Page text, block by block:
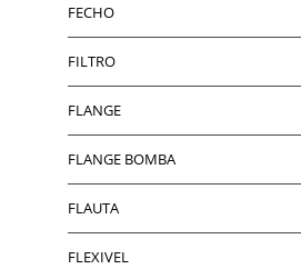
FECHO
FILTRO
FLANGE
FLANGE BOMBA
FLAUTA
FLEXIVEL